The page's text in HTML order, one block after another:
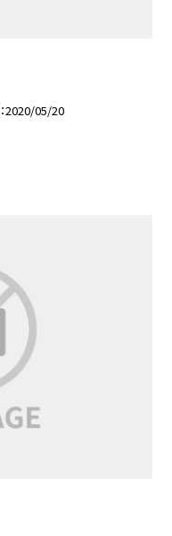
2020/05/20